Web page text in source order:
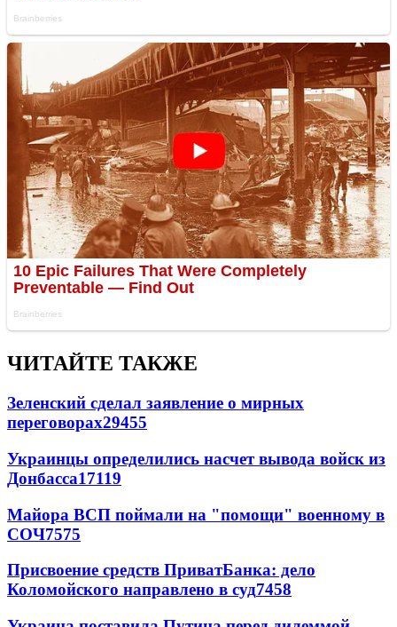
ЧИТАЙТЕ ТАКЖЕ
Зеленский сделал заявление о мирных
переговорах29455
Украинцы определились насчет вывода войск из
Донбасса17119
Майора ВСП поймали на "помощи" военному в
СОЧ7575
Присвоение средств ПриватБанка: дело
Коломойского направлено в суд7458